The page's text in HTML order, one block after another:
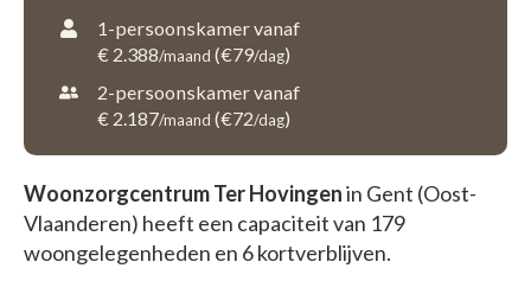
1-persoonskamer vanaf
€ 2.388/maand (€79/dag)
2-persoonskamer vanaf
€ 2.187/maand (€72/dag)
Woonzorgcentrum Ter Hovingenin Gent (Oost-
Vlaanderen) heeft een capaciteit van 179
woongelegenheden en 6 kortverblijven.